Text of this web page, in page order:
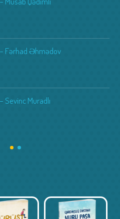
Fərhad Əhmədov
Sevinc Muradlı